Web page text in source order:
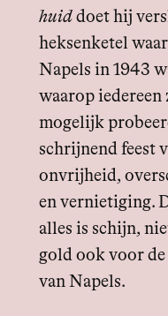
huid doet hij
heksenketel
Napels in 1943
waarop
mogelijk
schrijnend feest
onvrijheid,
en vernietiging.
alles is schijn,
gold ook voor
van Napels.